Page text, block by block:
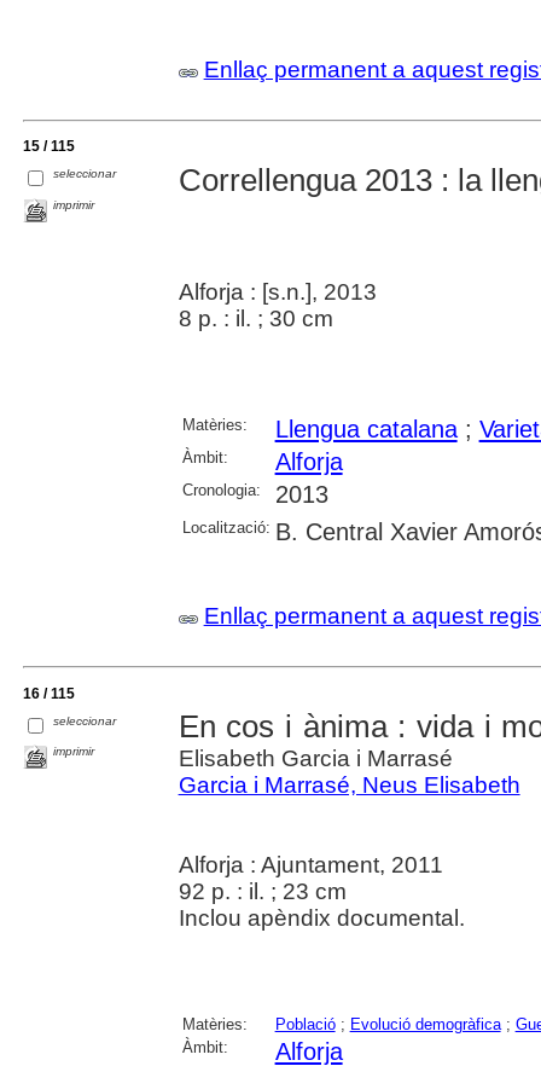
Enllaç permanent a aquest
15 / 115
seleccionar
imprimir
Correllengua 2013 : la
Alforja : [s.n.], 2013
8 p. : il. ; 30 cm
Matèries: Llengua catalana;
Àmbit: Alforja
Cronologia: 2013
Localització: B. Central Xavier
Enllaç permanent a aquest
16 / 115
seleccionar
imprimir
En cos i ànima : vida i
Elisabeth Garcia i Marrasé
Garcia i Marrasé, Neus Elisabeth
Alforja : Ajuntament, 2011
92 p. : il. ; 23 cm
Inclou apèndix documental.
Matèries: Població; Evolució demogràfica;
Àmbit:
Alforja